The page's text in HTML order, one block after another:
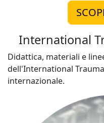
International
Didattica, materiali e
dell'International
internazionale.